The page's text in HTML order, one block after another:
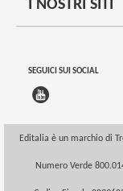
I NOSTRI SITI
SEGUICI SUI SOCIAL
Editalia è un marchio di
Numero Verde